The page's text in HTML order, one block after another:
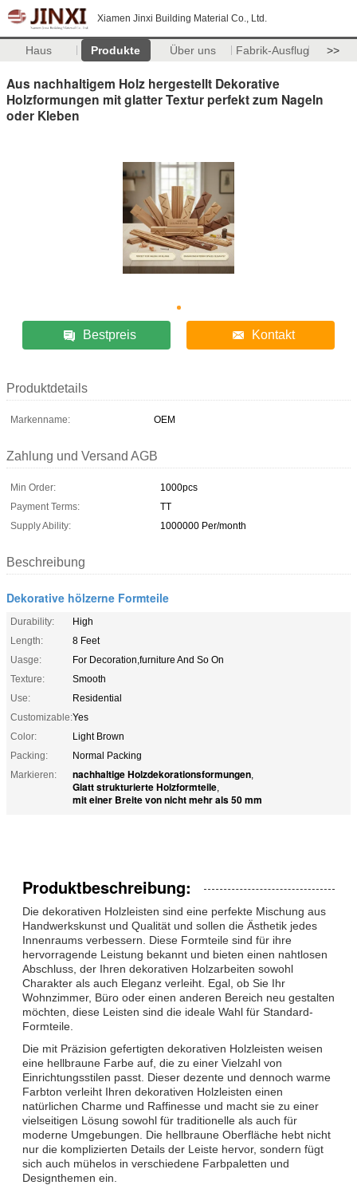
Xiamen Jinxi Building Material Co., Ltd.
Haus Produkte Über uns Fabrik-Ausflug >>
Aus nachhaltigem Holz hergestellt Dekorative
Holzformungen mit glatter Textur perfekt zum Nageln
oder Kleben
Bestpreis Kontakt
Produktdetails
Markenname: OEM
Zahlung und Versand AGB
Min Order:
1000pcs
Payment Terms:
TT
Supply Ability:
1000000 Per/month
Beschreibung
Dekorative hölzerne Formteile
Durability:
High
Length:
8 Feet
Uasge:
For Decoration,furniture And So On
Texture:
Smooth
Use:
Residential
Customizable:Yes
Color:
Light Brown
Packing:
Normal Packing
Markieren:
nachhaltige Holzdekorationsformungen,
Glatt strukturierte Holzformteile,
mit einer Breite von nicht mehr als 50 mm
Produktbeschreibung:
Die dekorativen Holzleisten sind eine perfekte Mischung aus
Handwerkskunst und Qualität und sollen die Ästhetik jedes
Innenraums verbessern. Diese Formteile sind für ihre
hervorragende Leistung bekannt und bieten einen nahtlosen
Abschluss, der Ihren dekorativen Holzarbeiten sowohl
Charakter als auch Eleganz verleiht. Egal, ob Sie Ihr
Wohnzimmer, Büro oder einen anderen Bereich neu gestalten
möchten, diese Leisten sind die ideale Wahl für Standard-
Formteile.
Die mit Präzision gefertigten dekorativen Holzleisten weisen
eine hellbraune Farbe auf, die zu einer Vielzahl von
Einrichtungsstilen passt. Dieser dezente und dennoch warme
Farbton verleiht Ihren dekorativen Holzleisten einen
natürlichen Charme und Raffinesse und macht sie zu einer
vielseitigen Lösung sowohl für traditionelle als auch für
moderne Umgebungen. Die hellbraune Oberfläche hebt nicht
nur die komplizierten Details der Leiste hervor, sondern fügt
sich auch mühelos in verschiedene Farbpaletten und
Designthemen ein.